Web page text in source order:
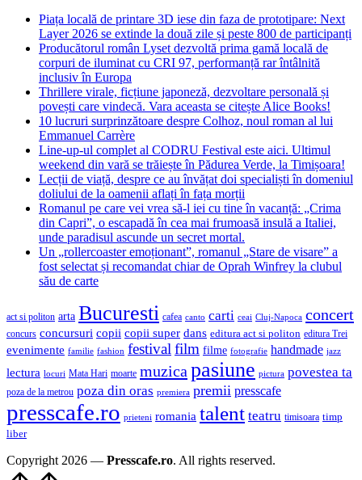
Piața locală de printare 3D iese din faza de prototipare: Next
Layer 2026 se extinde la două zile și peste 800 de participanți
Producătorul român Lyset dezvoltă prima gamă locală de
corpuri de iluminat cu CRI 97, performanță rar întâlnită
inclusiv în Europa
Thrillere virale, ficțiune japoneză, dezvoltare personală și
povești care vindecă. Vara aceasta se citește Alice Books!
10 lucruri surprinzătoare despre Colhoz, noul roman al lui
Emmanuel Carrère
Line-up-ul complet al CODRU Festival este aici. Ultimul
weekend din vară se trăiește în Pădurea Verde, la Timișoara!
Lecții de viață, despre ce au învățat doi specialiști în domeniul
doliului de la oamenii aflați în fața morții
Romanul pe care vei vrea să-l iei cu tine în vacanță: „Crima
din Capri”, o escapadă în cea mai frumoasă insulă a Italiei,
unde paradisul ascunde un secret mortal.
Un „rollercoaster emoționant”, romanul „Stare de visare” a
fost selectat și recomandat chiar de Oprah Winfrey la clubul
său de carte
act si politon arta Bucuresti cafea canto carti ceai Cluj-Napoca concert
concurs concursuri copii copii super dans editura act si politon editura Trei
evenimente familie fashion festivalfilm filme fotografie handmade jazz
lectura locuri Mata Hari moarte muzica pasiune pictura povestea ta
poza de la metrou poza din oras premiera premii presscafe
presscafe.ro prieteni romania talent teatru timisoara timp
liber
Copyright 2026 — Presscafe.ro. All rights reserved.